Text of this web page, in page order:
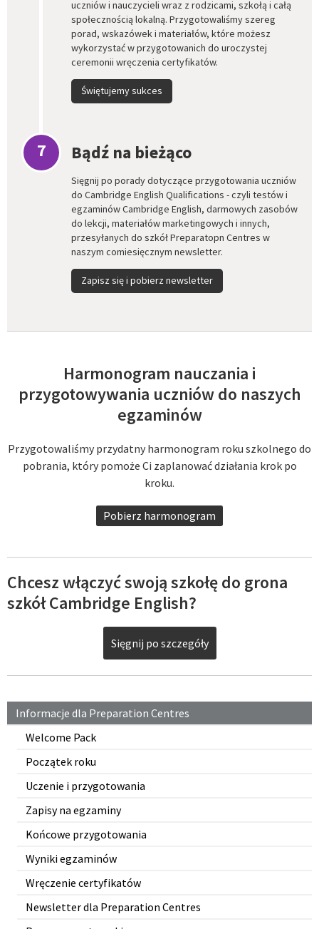
Informacje dla Preparation Centres
Welcome Pack
Początek roku
Uczenie i przygotowania
Zapisy na egzaminy
Końcowe przygotowania
Wyniki egzaminów
Wręczenie certyfikatów
Newsletter dla Preparation Centres
uczniów i nauczycieli wraz z rodzicami, szkołą i całą
społecznością lokalną. Przygotowaliśmy szereg
porad, wskazówek i materiałów, które możesz
wykorzystać w przygotowanich do uroczystej
ceremonii wręczenia certyfikatów.
Świętujemy sukces
7 Bądź na bieżąco
Sięgnij po porady dotyczące przygotowania uczniów
do Cambridge English Qualifications - czyli testów i
egzaminów Cambridge English, darmowych zasobów
do lekcji, materiałów marketingowych i innych,
przesyłanych do szkół Preparatopn Centres w
naszym comiesięcznym newsletter.
Zapisz się i pobierz newsletter
Harmonogram nauczania i
przygotowywania uczniów do naszych
egzaminów
Przygotowaliśmy przydatny harmonogram roku szkolnego do
pobrania, który pomoże Ci zaplanować działania krok po
kroku.
Pobierz harmonogram
Chcesz włączyć swoją szkołę do grona
szkół Cambridge English?
Sięgnij po szczegóły